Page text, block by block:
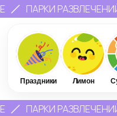
ПАРКИ РАЗВЛЕЧЕНИЙ
Праздники Лимон
ПАРКИ РАЗВЛЕЧЕНИЙ